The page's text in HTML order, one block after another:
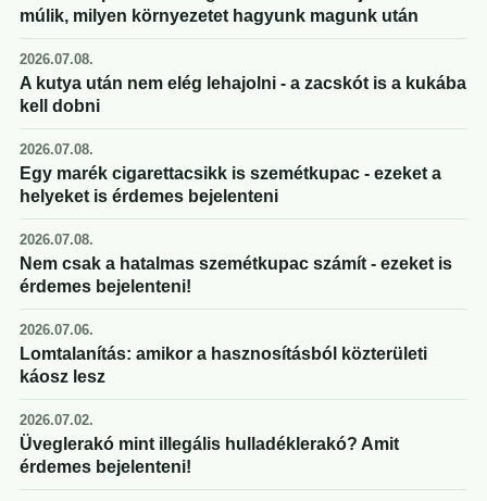
múlik, milyen környezetet hagyunk magunk után
2026.07.08.
A kutya után nem elég lehajolni - a zacskót is a kukába
kell dobni
2026.07.08.
Egy marék cigarettacsikk is szemétkupac - ezeket a
helyeket is érdemes bejelenteni
2026.07.08.
Nem csak a hatalmas szemétkupac számít - ezeket is
érdemes bejelenteni!
2026.07.06.
Lomtalanítás: amikor a hasznosításból közterületi
káosz lesz
2026.07.02.
Üveglerakó mint illegális hulladéklerakó? Amit
érdemes bejelenteni!